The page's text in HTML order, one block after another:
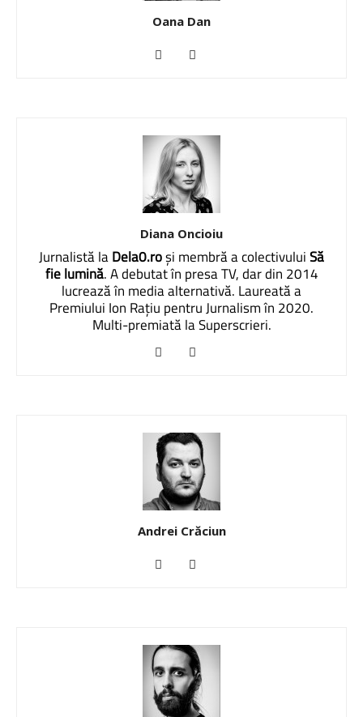
Oana Dan
Diana Oncioiu
Jurnalistă laDela0.roși membră a colectivuluiSă
fie lumină. A debutat în presa TV, dar din 2014
lucrează în media alternativă. Laureată a
Premiului Ion Rațiu pentru Jurnalism în 2020.
Multi-premiată la Superscrieri.
Andrei Crăciun